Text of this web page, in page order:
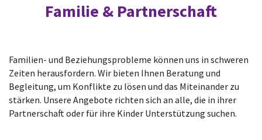
Familie & Partnerschaft
Familien- und Beziehungsprobleme können uns in schweren
Zeiten herausfordern. Wir bieten Ihnen Beratung und
Begleitung, um Konflikte zu lösen und das Miteinander zu
stärken. Unsere Angebote richten sich an alle, die in ihrer
Partnerschaft oder für ihre Kinder Unterstützung suchen.